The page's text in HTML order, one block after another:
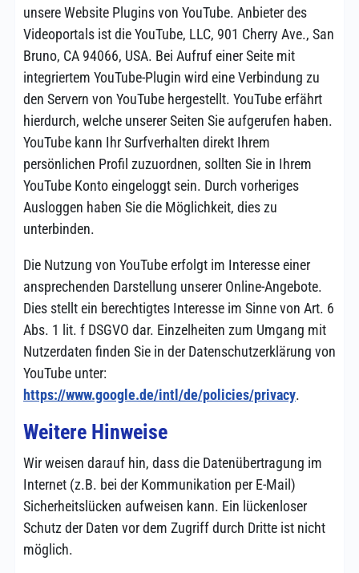
unsere Website Plugins von YouTube. Anbieter des
Videoportals ist die YouTube, LLC, 901 Cherry Ave., San
Bruno, CA 94066, USA. Bei Aufruf einer Seite mit
integriertem YouTube-Plugin wird eine Verbindung zu
den Servern von YouTube hergestellt. YouTube erfährt
hierdurch, welche unserer Seiten Sie aufgerufen haben.
YouTube kann Ihr Surfverhalten direkt Ihrem
persönlichen Profil zuzuordnen, sollten Sie in Ihrem
YouTube Konto eingeloggt sein. Durch vorheriges
Ausloggen haben Sie die Möglichkeit, dies zu
unterbinden.
Die Nutzung von YouTube erfolgt im Interesse einer
ansprechenden Darstellung unserer Online-Angebote.
Dies stellt ein berechtigtes Interesse im Sinne von Art. 6
Abs. 1 lit. f DSGVO dar. Einzelheiten zum Umgang mit
Nutzerdaten finden Sie in der Datenschutzerklärung von
YouTube unter:
https://www.google.de/intl/de/policies/privacy.
Weitere Hinweise
Wir weisen darauf hin, dass die Daten­über­tragung im
Internet (z.B. bei der Kommu­nika­tion per E-Mail)
Sicher­heits­lücken aufweisen kann. Ein lücken­loser
Schutz der Daten vor dem Zugriff durch Dritte ist nicht
möglich.